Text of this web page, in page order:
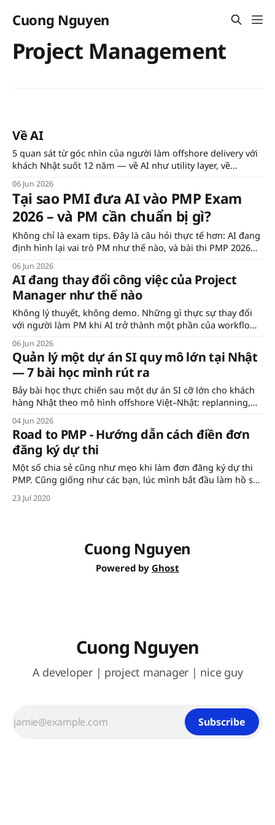
Cuong Nguyen
Project Management
Về AI
5 quan sát từ góc nhìn của người làm offshore delivery với
khách Nhật suốt 12 năm — về AI như utility layer, về
cái AI vẫn chưa chạm tới.
06 Jun 2026
Tại sao PMI đưa AI vào PMP Exam
2026 – và PM cần chuẩn bị gì?
Không chỉ là exam tips. Đây là câu hỏi thực tế hơn: AI đang
định hình lại vai trò PM như thế nào, và bài thi PMP 2026
06 Jun 2026
AI đang thay đổi công việc của Project
Manager như thế nào
Không lý thuyết, không demo. Những gì thực sự thay đổi
với người làm PM khi AI trở thành một phần của workflow
management.
06 Jun 2026
Quản lý một dự án SI quy mô lớn tại Nhật
— 7 bài học mình rút ra
Bảy bài học thực chiến sau một dự án SI cỡ lớn cho khách
hàng Nhật theo mô hình offshore Việt–Nhật: replanning,
hợp đồng và AI.
04 Jun 2026
Road to PMP - Hướng dẫn cách điền đơn
đăng ký dự thi
Một số chia sẻ cũng như mẹo khi làm đơn đăng ký dự thi
PMP. Cũng giống như các bạn, lúc mình bắt đầu làm hồ sơ
thi thì mình cũng đã hoang mang rất nhiều vì không biết
bắt đầu từ đâu, fill như thế nào cho phù hợp.
23 Jul 2020
Cuong Nguyen
Powered by Ghost
Cuong Nguyen
A developer | project manager | nice guy
Subscribe